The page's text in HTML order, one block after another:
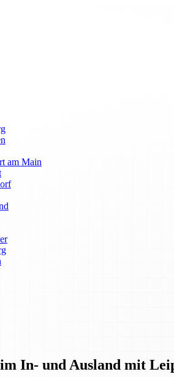
am Main
In- und Ausland mit